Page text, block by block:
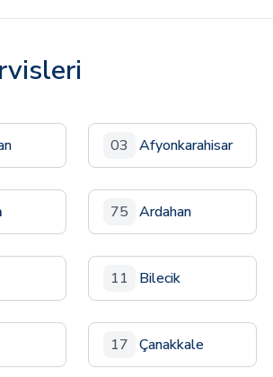
03 Afyonkarahisar
75 Ardahan
11 Bilecik
17 Çanakkale